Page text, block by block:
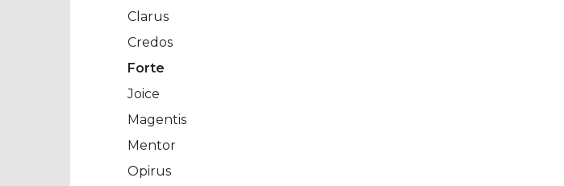
Clarus
Credos
Forte
Joice
Magentis
Mentor
Opirus